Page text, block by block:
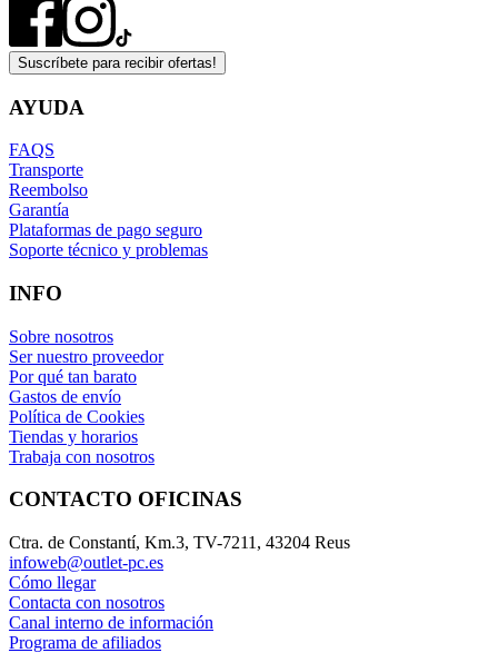
Suscríbete para recibir ofertas!
AYUDA
FAQS
Transporte
Reembolso
Garantía
Plataformas de pago seguro
Soporte técnico y problemas
INFO
Sobre nosotros
Ser nuestro proveedor
Por qué tan barato
Gastos de envío
Política de Cookies
Tiendas y horarios
Trabaja con nosotros
CONTACTO OFICINAS
Ctra. de Constantí, Km.3, TV-7211, 43204 Reus
infoweb@outlet-pc.es
Cómo llegar
Contacta con nosotros
Canal interno de información
Programa de afiliados